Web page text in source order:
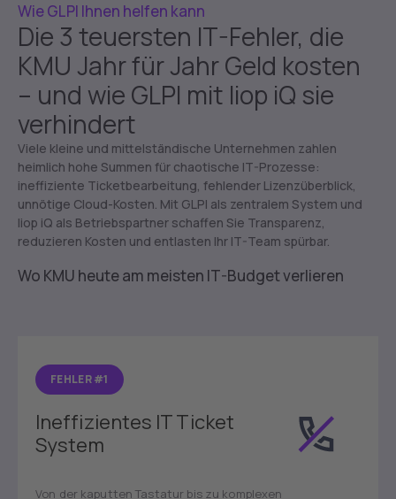
Wie GLPI Ihnen helfen kann
Die 3 teuersten IT-Fehler, die
KMU Jahr für Jahr Geld kosten
– und wie GLPI mit liop iQ sie
verhindert
Viele kleine und mittelständische Unternehmen zahlen
heimlich hohe Summen für chaotische IT-Prozesse:
ineffiziente Ticketbearbeitung, fehlender Lizenzüberblick,
unnötige Cloud-Kosten. Mit GLPI als zentralem System und
liop iQ als Betriebspartner schaffen Sie Transparenz,
reduzieren Kosten und entlasten Ihr IT-Team spürbar.
Wo KMU heute am meisten IT-Budget verlieren
FEHLER #1
Ineffizientes IT Ticket
System
Von der kaputten Tastatur bis zu komplexen